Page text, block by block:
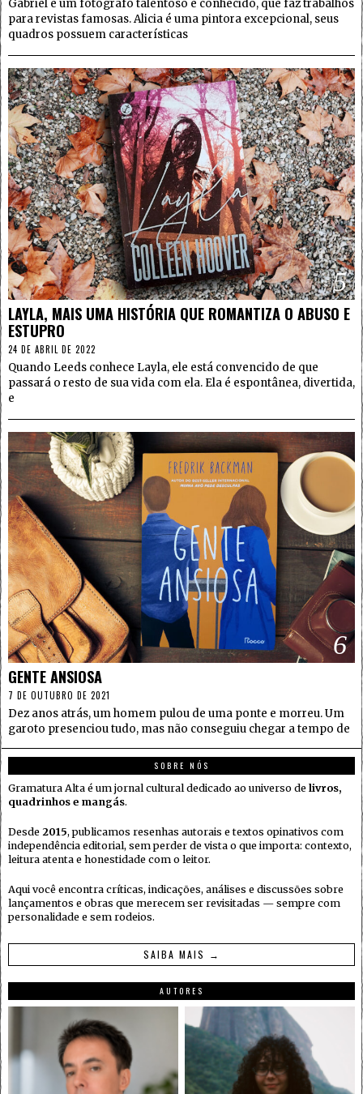
Gabriel é um fotógrafo talentoso e conhecido, que faz trabalhos
para revistas famosas. Alicia é uma pintora excepcional, seus
quadros possuem características
5
LAYLA, MAIS UMA HISTÓRIA QUE ROMANTIZA O ABUSO E
ESTUPRO
24 DE ABRIL DE 2022
Quando Leeds conhece Layla, ele está convencido de que
passará o resto de sua vida com ela. Ela é espontânea, divertida,
e
6
GENTE ANSIOSA
7 DE OUTUBRO DE 2021
Dez anos atrás, um homem pulou de uma ponte e morreu. Um
garoto presenciou tudo, mas não conseguiu chegar a tempo de
SOBRE NÓS
Gramatura Alta é um jornal cultural dedicado ao universo de livros,
quadrinhos e mangás.
Desde 2015, publicamos resenhas autorais e textos opinativos com
independência editorial, sem perder de vista o que importa: contexto,
leitura atenta e honestidade com o leitor.
Aqui você encontra críticas, indicações, análises e discussões sobre
lançamentos e obras que merecem ser revisitadas — sempre com
personalidade e sem rodeios.
SAIBA MAIS →
AUTORES